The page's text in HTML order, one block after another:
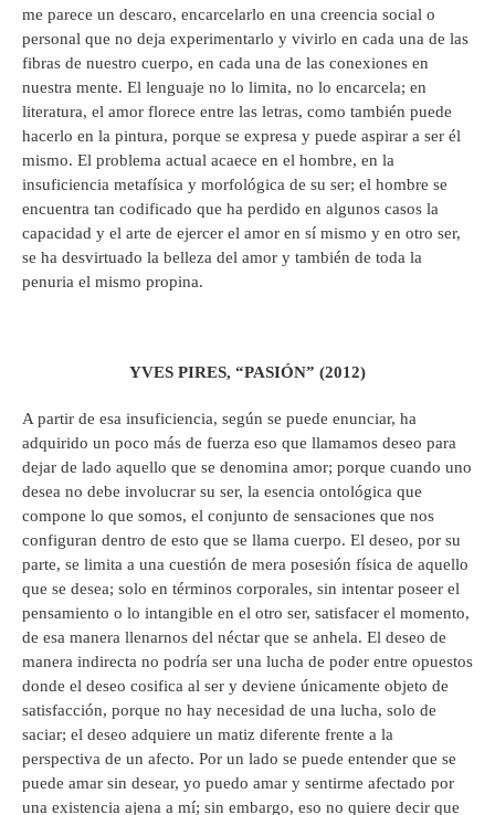
me parece un descaro, encarcelarlo en una creencia social o
personal que no deja experimentarlo y vivirlo en cada una de las
fibras de nuestro cuerpo, en cada una de las conexiones en
nuestra mente. El lenguaje no lo limita, no lo encarcela; en
literatura, el amor florece entre las letras, como también puede
hacerlo en la pintura, porque se expresa y puede aspirar a ser él
mismo. El problema actual acaece en el hombre, en la
insuficiencia metafísica y morfológica de su ser; el hombre se
encuentra tan codificado que ha perdido en algunos casos la
capacidad y el arte de ejercer el amor en sí mismo y en otro ser,
se ha desvirtuado la belleza del amor y también de toda la
penuria el mismo propina.
YVES PIRES, “PASIÓN” (2012)
A partir de esa insuficiencia, según se puede enunciar, ha
adquirido un poco más de fuerza eso que llamamos deseo para
dejar de lado aquello que se denomina amor; porque cuando uno
desea no debe involucrar su ser, la esencia ontológica que
compone lo que somos, el conjunto de sensaciones que nos
configuran dentro de esto que se llama cuerpo. El deseo, por su
parte, se limita a una cuestión de mera posesión física de aquello
que se desea; solo en términos corporales, sin intentar poseer el
pensamiento o lo intangible en el otro ser, satisfacer el momento,
de esa manera llenarnos del néctar que se anhela. El deseo de
manera indirecta no podría ser una lucha de poder entre opuestos
donde el deseo cosifica al ser y deviene únicamente objeto de
satisfacción, porque no hay necesidad de una lucha, solo de
saciar; el deseo adquiere un matiz diferente frente a la
perspectiva de un afecto. Por un lado se puede entender que se
puede amar sin desear, yo puedo amar y sentirme afectado por
una existencia ajena a mí; sin embargo, eso no quiere decir que